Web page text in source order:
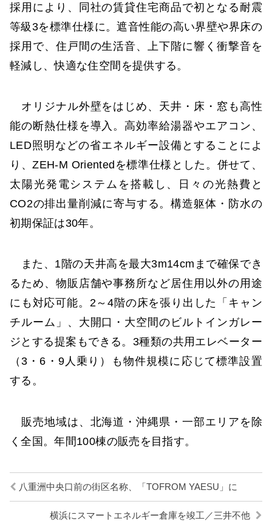
採用により、同社の賃貸住宅商品で初となる耐震
等級3を標準仕様に。遮音性能の高い界壁や界床の
採用で、住戸間の生活音、上下階に響く衝撃音を
軽減し、快適な住空間を提供する。
オリジナル外壁をはじめ、天井・床・窓も高性
能の断熱仕様を導入。高効率給湯器やエアコン、
LED照明などの省エネルギー設備とすることによ
り、ZEH-M Orientedを標準仕様とした。併せて、
太陽光発電システムを搭載し、日々の光熱費と
CO2の排出量削減に寄与する。構造躯体・防水の
初期保証は30年。
また、1階の天井高を最大3m14cmまで確保でき
るため、物販店舗や事務所など居住用以外の用途
にも対応可能。2～4階の床を張り出した「キャン
チルーム」、大開口・大空間のビルトインガレー
ジとする提案もできる。3種類の共用エレベーター
（3・6・9人乗り）も物件規模に応じて標準設置
する。
販売地域は、北海道・沖縄県・一部エリアを除
く全国。年間100棟の販売を目指す。
八重洲中央口前の街区名称、「TOFROM YAESU」に
横浜にスマートエネルギー倉庫を竣工／三井不他